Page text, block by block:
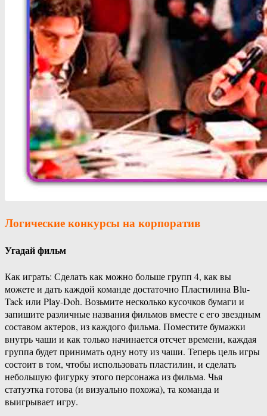
Логические конкурсына корпоратив
Угадай фильм
Как играть: Сделать как можно больше групп 4, как вы
можете и дать каждой команде достаточно Пластилина Blu-
Tack или Play-Doh. Возьмите несколько кусочков бумаги и
запишите различные названия фильмов вместе с его звездным
составом актеров, из каждого фильма. Поместите бумажки
внутрь чаши и как только начинается отсчет времени, каждая
группа будет принимать одну ноту из чаши. Теперь цель игры
состоит в том, чтобы использовать пластилин, и сделать
небольшую фигурку этого персонажа из фильма. Чья
статуэтка готова (и визуально похожа), та команда и
выигрывает игру.